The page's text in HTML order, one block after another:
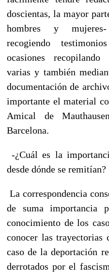
doscientas, la mayor
hombres y mujeres-
recogiendo
ocasiones
varias y también
documentación de
importante el material
Amical de
Barcelona.
-¿Cuál es la
desde dónde se remitían?
La correspondencia
de suma importancia
conocimiento de los
conocer las trayectorias
caso de la deportación
derrotados por el